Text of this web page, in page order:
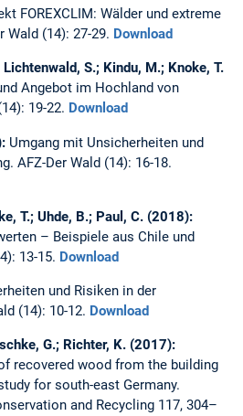
FOREXCLIM: Wälder und extreme
Wald (14): 27-29. Download
S.; Kindu, M.; Knoke, T.
Angebot im Hochland von
19-22. Download
Umgang mit Unsicherheiten und
AFZ-Der Wald (14): 16-18.
T.; Uhde, B.; Paul, C. (2018):
– Beispiele aus Chile und
13-15. Download
und Risiken in der
(14): 10-12. Download
G.; Richter, K. (2017):
recovered wood from the building
for south-east Germany.
and Recycling 117, 304–